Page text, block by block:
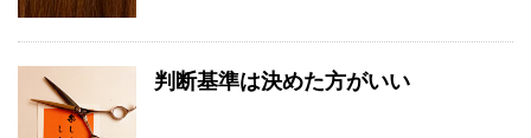
判断基準は決めた方がいい